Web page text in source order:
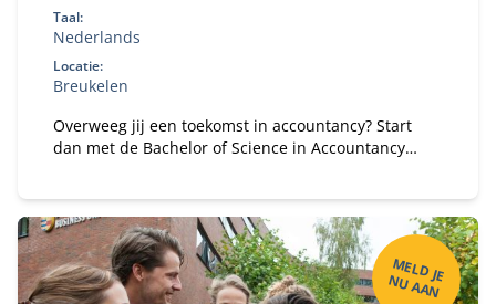
Taal:
Nederlands
Locatie:
Breukelen
Overweeg jij een toekomst in accountancy? Start
dan met de Bachelor of Science in Accountancy
M
ELD
JE
N
U
A
A
N